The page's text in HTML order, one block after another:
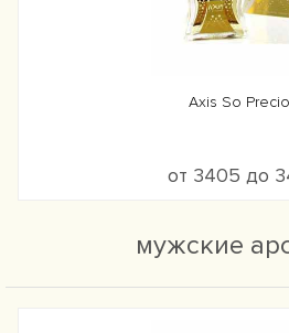
Axis So
от 3405 до
мужские